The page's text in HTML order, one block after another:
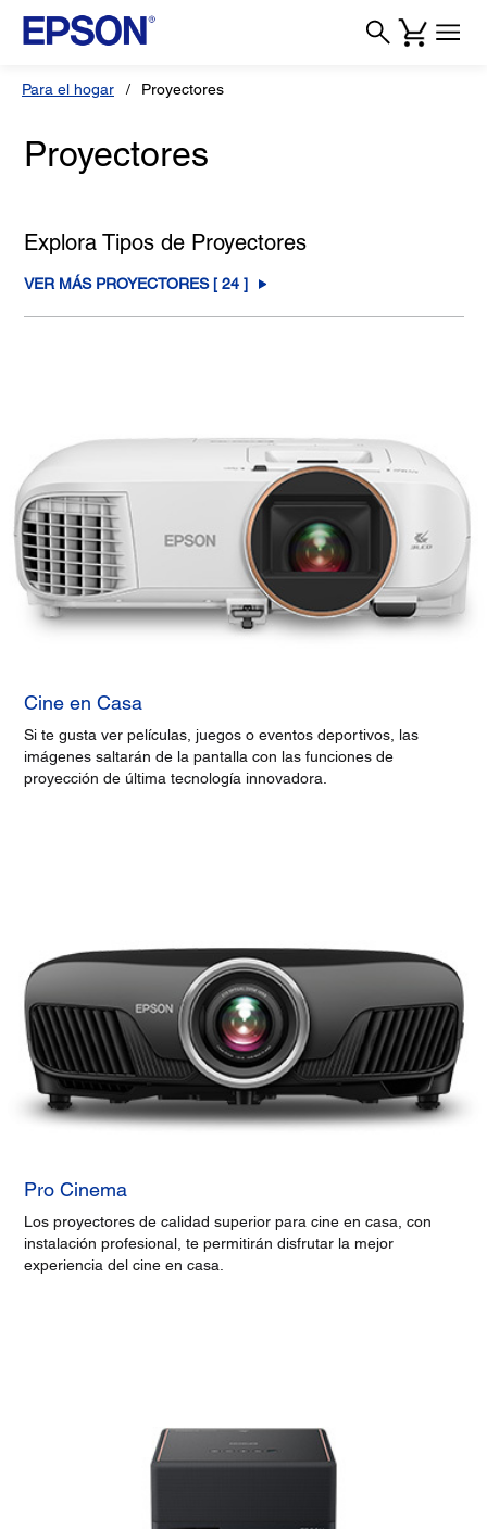
Para el hogar Proyectores
Proyectores
Explora Tipos de Proyectores
VER MÁS PROYECTORES [ 24]
Cine en Casa
Si te gusta ver películas, juegos o eventos deportivos, las
imágenes saltarán de la pantalla con las funciones de
proyección de última tecnología innovadora.
Pro Cinema
Los proyectores de calidad superior para cine en casa, con
instalación profesional, te permitirán disfrutar la mejor
experiencia del cine en casa.